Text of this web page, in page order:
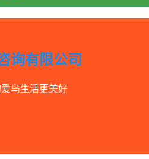
询有限公司
鸟生活更美好